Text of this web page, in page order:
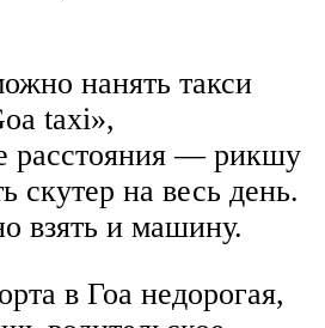
нанять такси
taxi»,
расстояния — рикшу
скутер на весь день.
взять и машину.
в Гоа недорогая,